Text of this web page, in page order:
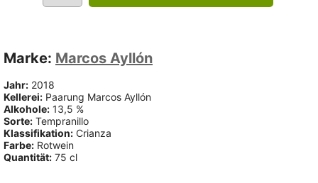
Marke: Marcos Ayllón
Jahr: 2018
Kellerei: Paarung Marcos Ayllón
Alkohole: 13,5 %
Sorte: Tempranillo
Klassifikation: Crianza
Farbe: Rotwein
Quantität: 75 cl